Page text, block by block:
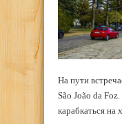
На пути
São João da
карабкаться на